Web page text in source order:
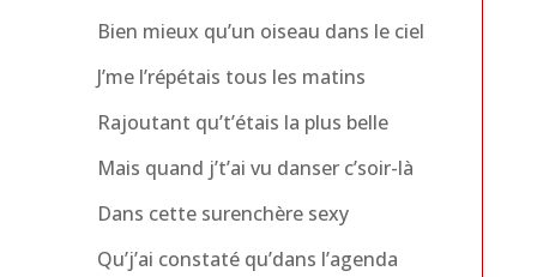
Bien mieux qu’un oiseau dans le ciel
J’me l’répétais tous les matins
Rajoutant qu’t’étais la plus belle
Mais quand j’t’ai vu danser c’soir-là
Dans cette surenchère sexy
Qu’j’ai constaté qu’dans l’agenda